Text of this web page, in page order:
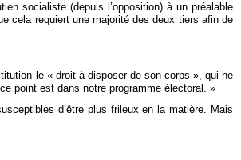
socialiste (depuis l’opposition) à un préalable
cela requiert une majorité des deux tiers afin de
le « droit à disposer de son corps », qui ne
point est dans notre programme électoral. »
d’être plus frileux en la matière. Mais